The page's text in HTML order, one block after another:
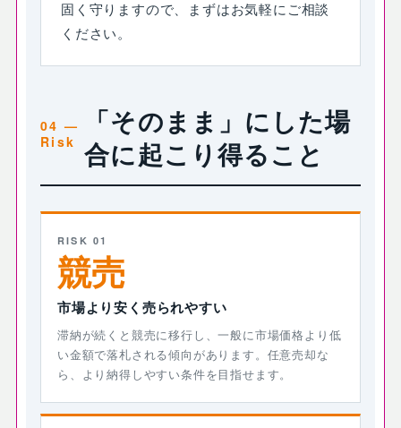
固く守りますので、まずはお気軽にご相談
ください。
「そのまま」にした場
合に起こり得ること
RISK 01
競売
市場より安く売られやすい
滞納が続くと競売に移行し、一般に市場価格より低
い金額で落札される傾向があります。任意売却な
ら、より納得しやすい条件を目指せます。